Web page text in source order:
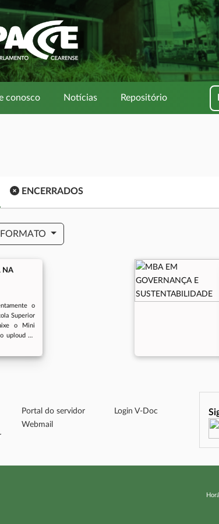
conosco Notícias Repositório
ENCERRADOS
FORMATO
NA
o
Superior
o Mini
uploud no
O MINI
03/2026 a
Portal do servidor
Webmail
Login V-Doc